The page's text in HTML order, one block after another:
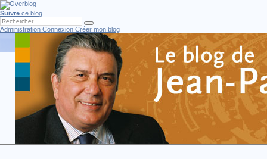
Suivre ce blog
Administration Connexion Créer mon blog